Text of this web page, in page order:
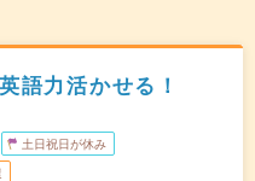
語力活かせる！
土日祝日が休み